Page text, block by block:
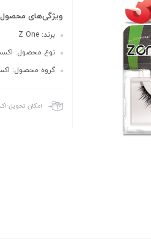
ویژگی‌های محصول
برند: Z One
نوع محصول:
گروه محصول:
امکان تحویل